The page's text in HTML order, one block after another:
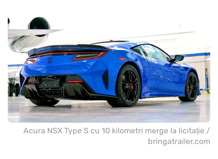
Acura NSX Type S cu 10 kilometri merge la licitație /
bringatrailer.com